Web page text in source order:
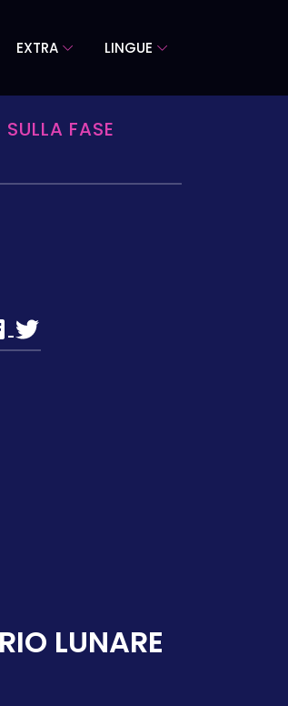
EXTRA LINGUE
FASE
LUNARE